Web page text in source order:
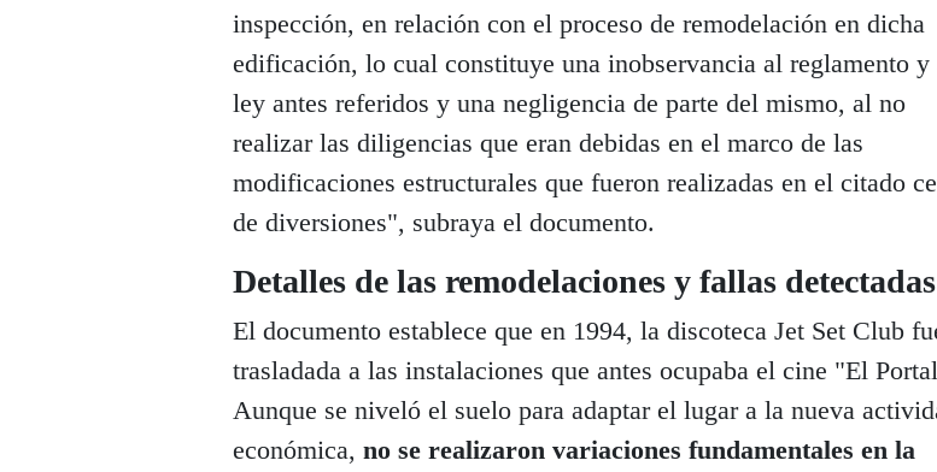
inspección, en relación con el proceso de remodelación en dicha
edificación, lo cual constituye una inobservancia al reglamento y
ley antes referidos y una negligencia de parte del mismo, al no
realizar las diligencias que eran debidas en el marco de las
modificaciones estructurales que fueron realizadas en el citado
de diversiones", subraya el documento.
Detalles de las remodelaciones y fallas detectadas
El documento establece que en 1994, la discoteca Jet Set Club
trasladada a las instalaciones que antes ocupaba el cine "El
Aunque se niveló el suelo para adaptar el lugar a la nueva
económica, no se realizaron variaciones fundamentales en la